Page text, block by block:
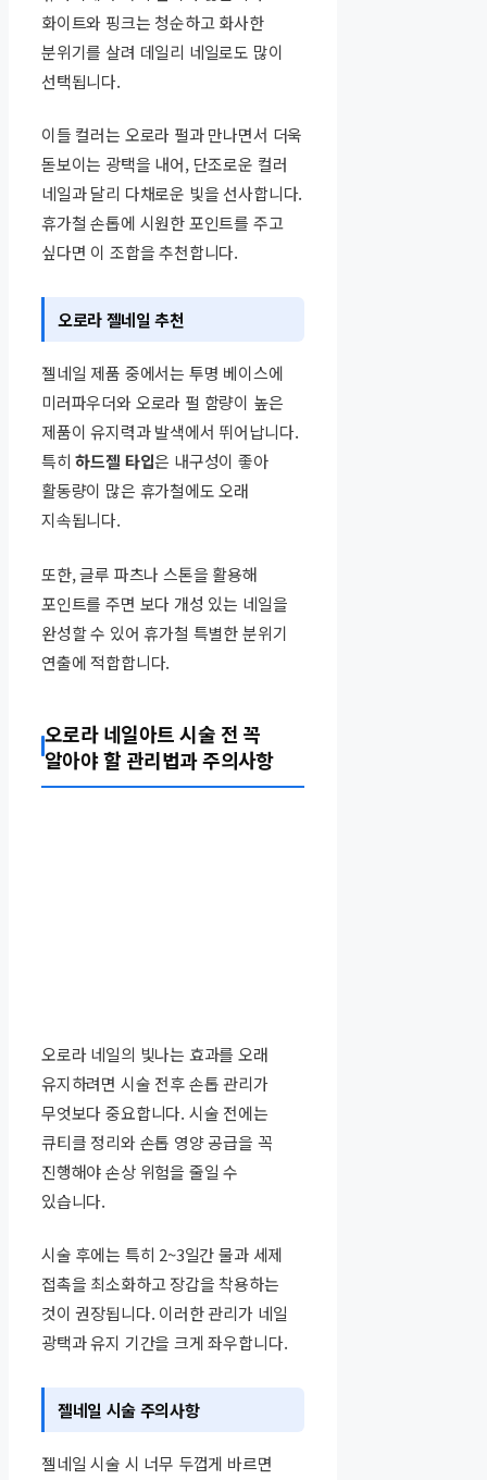
화이트와 핑크는 청순하고 화사한
분위기를 살려 데일리 네일로도 많이
선택됩니다.
이들 컬러는 오로라 펄과 만나면서 더욱
돋보이는 광택을 내어, 단조로운 컬러
네일과 달리 다채로운 빛을 선사합니다.
휴가철 손톱에 시원한 포인트를 주고
싶다면 이 조합을 추천합니다.
오로라 젤네일 추천
젤네일 제품 중에서는 투명 베이스에
미러파우더와 오로라 펄 함량이 높은
제품이 유지력과 발색에서 뛰어납니다.
특히하드젤 타입은 내구성이 좋아
활동량이 많은 휴가철에도 오래
지속됩니다.
또한, 글루 파츠나 스톤을 활용해
포인트를 주면 보다 개성 있는 네일을
완성할 수 있어 휴가철 특별한 분위기
연출에 적합합니다.
오로라 네일아트 시술 전 꼭
알아야 할 관리법과 주의사항
오로라 네일의 빛나는 효과를 오래
유지하려면 시술 전후 손톱 관리가
무엇보다 중요합니다. 시술 전에는
큐티클 정리와 손톱 영양 공급을 꼭
진행해야 손상 위험을 줄일 수
있습니다.
시술 후에는 특히 2~3일간 물과 세제
접촉을 최소화하고 장갑을 착용하는
것이 권장됩니다. 이러한 관리가 네일
광택과 유지 기간을 크게 좌우합니다.
젤네일 시술 주의사항
젤네일 시술 시 너무 두껍게 바르면